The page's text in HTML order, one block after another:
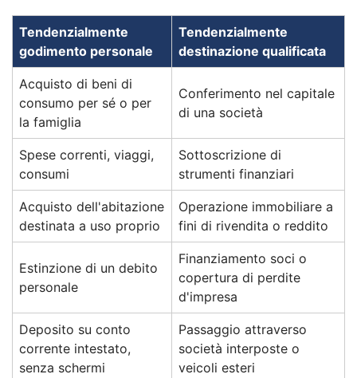
Tendenzialmente
godimento personale
Tendenzialmente
destinazione qualificata
Acquisto di beni di
consumo per sé o per
la famiglia
Conferimento nel capitale
di una società
Spese correnti, viaggi,
consumi
Sottoscrizione di
strumenti finanziari
Acquisto dell'abitazione
destinata a uso proprio
Operazione immobiliare a
fini di rivendita o reddito
Estinzione di un debito
personale
Finanziamento soci o
copertura di perdite
d'impresa
Deposito su conto
corrente intestato,
senza schermi
Passaggio attraverso
società interposte o
veicoli esteri